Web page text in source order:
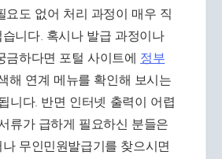
요도 없어 처리 과정이 매우 직
니다. 혹시나 발급 과정이나
금하다면 포털 사이트에 정부
해 연계 메뉴를 확인해 보시는
니다. 반면 인터넷 출력이 어렵
류가 급하게 필요하신 분들은
무인민원발급기를 찾으시면